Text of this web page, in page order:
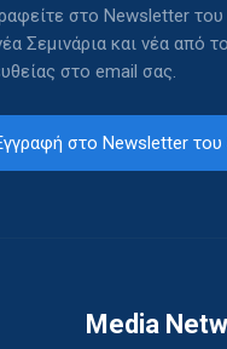
στο Newsletter
Σεμινάρια και νέα από
στο email σας.
στο Newsletter του
Media